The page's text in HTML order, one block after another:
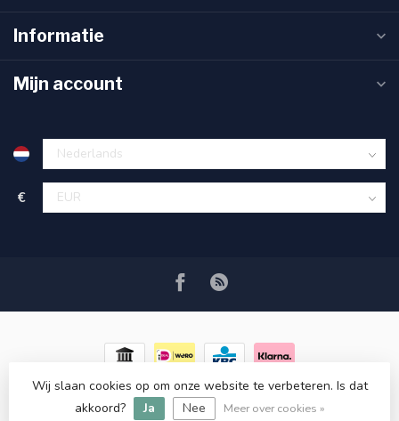
Informatie
Mijn account
€
© Copyright 2026 RC COSMETICS- Powered byLightspeed-
Lightspeed design
Dyvelopment
Wij slaan cookies op om onze website te verbeteren. Is dat
akkoord?
Ja Nee Meer over cookies »